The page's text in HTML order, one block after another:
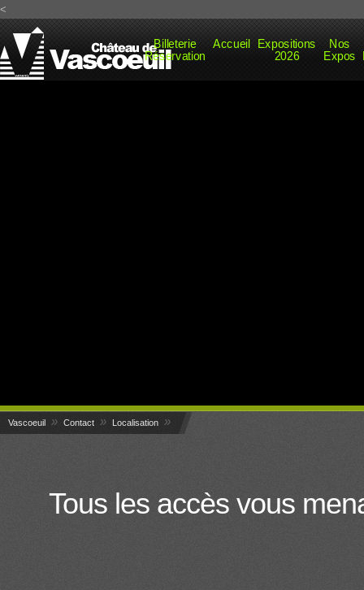
<
Billeterie
Réservation
Accueil
Expositions
2026
Nos
Expos
Vascoeuil » Contact » Localisation »
Tous les accès vous